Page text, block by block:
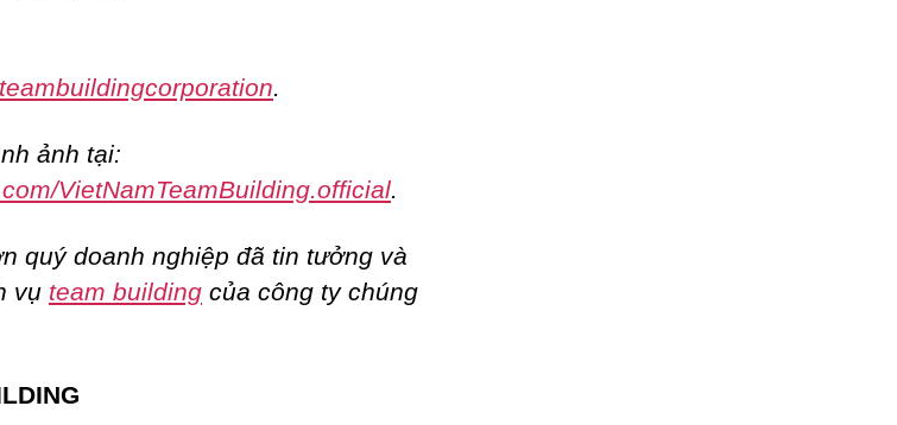
.
ảnh tại:
VietNamTeamBuilding.official.
quý doanh nghiệp đã tin tưởng và
vụ team building của công ty chúng